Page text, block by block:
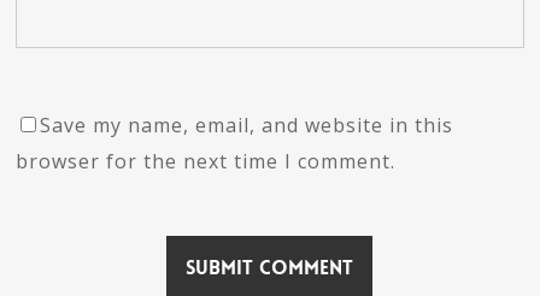
Save my name, email, and website in this
browser for the next time I comment.